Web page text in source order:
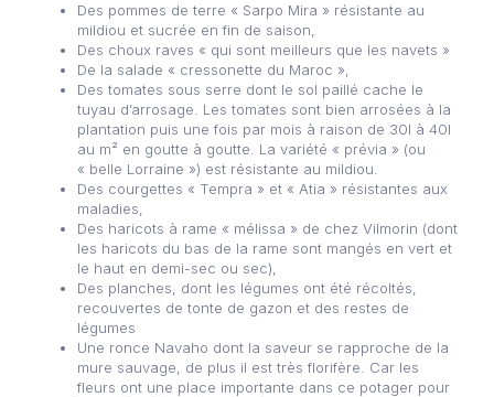
Des pommes de terre « Sarpo Mira » résistante au
mildiou et sucrée en fin de saison,
Des choux raves « qui sont meilleurs que les navets »
De la salade « cressonette du Maroc »,
Des tomates sous serre dont le sol paillé cache le
tuyau d’arrosage. Les tomates sont bien arrosées à la
plantation puis une fois par mois à raison de 30l à 40l
au m² en goutte à goutte. La variété « prévia » (ou
« belle Lorraine ») est résistante au mildiou.
Des courgettes « Tempra » et « Atia » résistantes aux
maladies,
Des haricots à rame « mélissa » de chez Vilmorin (dont
les haricots du bas de la rame sont mangés en vert et
le haut en demi-sec ou sec),
Des planches, dont les légumes ont été récoltés,
recouvertes de tonte de gazon et des restes de
légumes
Une ronce Navaho dont la saveur se rapproche de la
mure sauvage, de plus il est très florifère. Car les
fleurs ont une place importante dans ce potager pour